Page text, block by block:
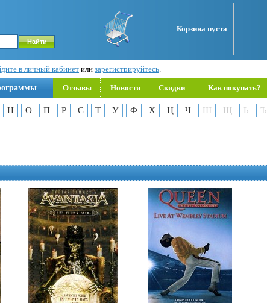
Корзина пуста
в личный кабинет или зарегистрируйтесь.
Отзывы Новости Скидки Как покупать?
Н О П Р С Т У Ф Х Ц Ч Ш Щ Ь
Ъ